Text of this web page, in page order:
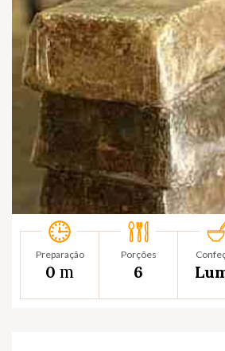
Preparação
0 m
Porções
6